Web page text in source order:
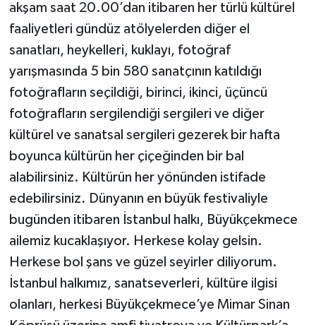
akşam saat 20.00’dan itibaren her türlü kültürel
faaliyetleri gündüz atölyelerden diğer el
sanatları, heykelleri, kuklayı, fotoğraf
yarışmasında 5 bin 580 sanatçının katıldığı
fotoğrafların seçildiği, birinci, ikinci, üçüncü
fotoğrafların sergilendiği sergileri ve diğer
kültürel ve sanatsal sergileri gezerek bir hafta
boyunca kültürün her çiçeğinden bir bal
alabilirsiniz. Kültürün her yönünden istifade
edebilirsiniz. Dünyanın en büyük festivaliyle
bugünden itibaren İstanbul halkı, Büyükçekmece
ailemiz kucaklaşıyor. Herkese kolay gelsin.
Herkese bol şans ve güzel seyirler diliyorum.
İstanbul halkımız, sanatseverleri, kültüre ilgisi
olanları, herkesi Büyükçekmece’ye Mimar Sinan